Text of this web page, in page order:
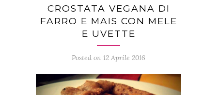
CROSTATA VEGANA DI
FARRO E MAIS CON MELE
E UVETTE
Posted on 12 Aprile 2016